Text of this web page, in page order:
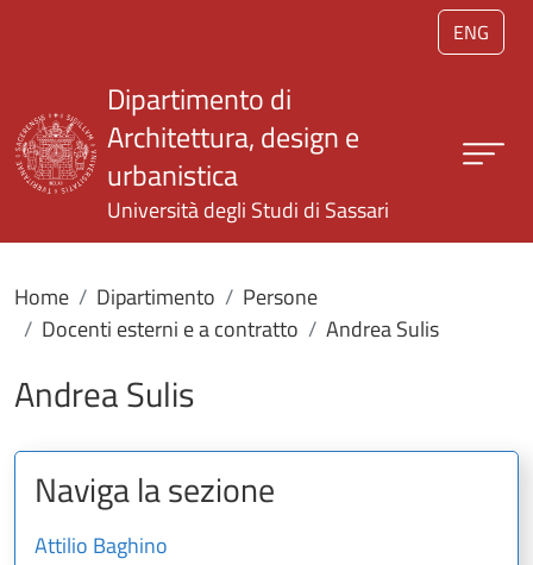
Salta al contenuto principale
ENG
Dipartimento di
Architettura, design e
urbanistica
Università degli Studi di Sassari
Home Dipartimento
Persone
Docenti esterni e a contratto
Andrea Sulis
Andrea Sulis
Naviga la sezione
Attilio Baghino